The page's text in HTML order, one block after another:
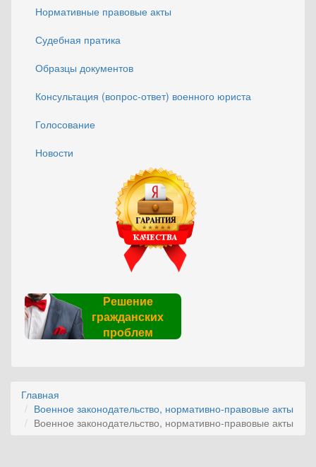
Нормативные правовые акты
Судебная пратика
Образцы документов
Консультация (вопрос-ответ) военного юриста
Голосование
Новости
Решение
гражданских
проблем
Главная
Военное законодательство, нормативно-правовые акты
Военное законодательство, нормативно-правовые акты